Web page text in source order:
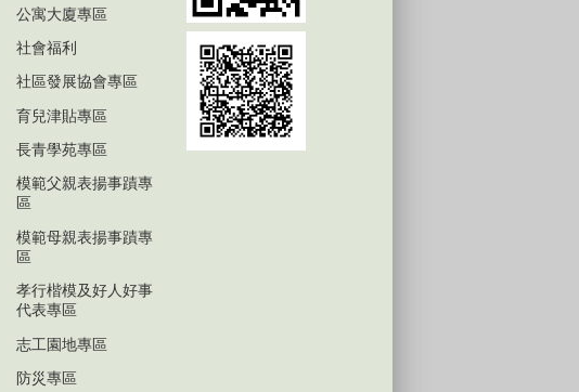
公寓大廈專區
社會福利
社區發展協會專區
育兒津貼專區
長青學苑專區
模範父親表揚事蹟專
區
模範母親表揚事蹟專
區
孝行楷模及好人好事
代表專區
志工園地專區
防災專區